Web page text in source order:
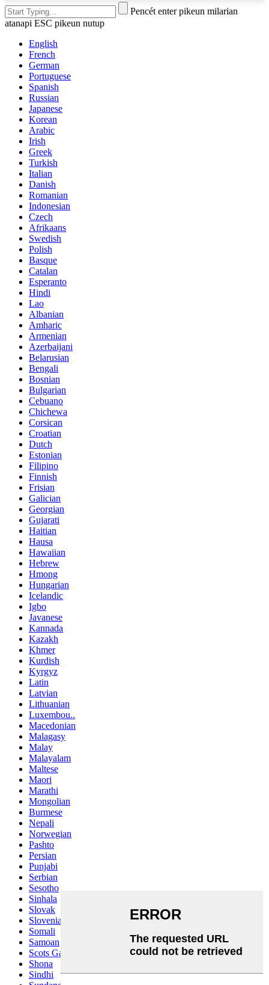
Pencét enter pikeun milarian
atanapi ESC pikeun nutup
English
French
German
Portuguese
Spanish
Russian
Japanese
Korean
Arabic
Irish
Greek
Turkish
Italian
Danish
Romanian
Indonesian
Czech
Afrikaans
Swedish
Polish
Basque
Catalan
Esperanto
Hindi
Lao
Albanian
Amharic
Armenian
Azerbaijani
Belarusian
Bengali
Bosnian
Bulgarian
Cebuano
Chichewa
Corsican
Croatian
Dutch
Estonian
Filipino
Finnish
Frisian
Galician
Georgian
Gujarati
Haitian
Hausa
Hawaiian
Hebrew
Hmong
Hungarian
Icelandic
Igbo
Javanese
Kannada
Kazakh
Khmer
Kurdish
Kyrgyz
Latin
Latvian
Lithuanian
Luxembou..
Macedonian
Malagasy
Malay
Malayalam
Maltese
Maori
Marathi
Mongolian
Burmese
Nepali
Norwegian
Pashto
Persian
Punjabi
Serbian
Sesotho
Sinhala
Slovak
Slovenian
Somali
Samoan
Scots Gaelic
Shona
Sindhi